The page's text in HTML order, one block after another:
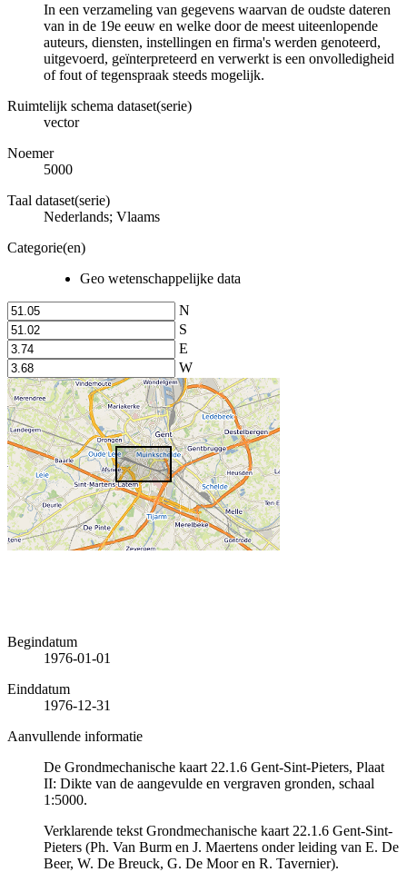
In een verzameling van gegevens waarvan de oudste dateren
van in de 19e eeuw en welke door de meest uiteenlopende
auteurs, diensten, instellingen en firma's werden genoteerd,
uitgevoerd, geïnterpreteerd en verwerkt is een onvolledigheid
of fout of tegenspraak steeds mogelijk.
Ruimtelijk schema dataset(serie)
vector
Noemer
5000
Taal dataset(serie)
Nederlands; Vlaams
Categorie(en)
Geo wetenschappelijke data
N
S
E
W
Begindatum
1976-01-01
Einddatum
1976-12-31
Aanvullende informatie
De Grondmechanische kaart 22.1.6 Gent-Sint-Pieters, Plaat
II: Dikte van de aangevulde en vergraven gronden, schaal
1:5000.
Verklarende tekst Grondmechanische kaart 22.1.6 Gent-Sint-
Pieters (Ph. Van Burm en J. Maertens onder leiding van E. De
Beer, W. De Breuck, G. De Moor en R. Tavernier).